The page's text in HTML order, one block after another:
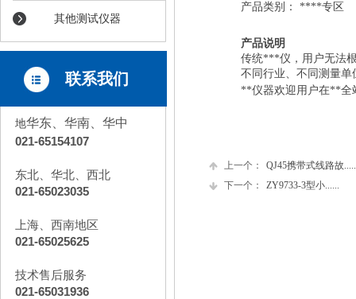
产品类别： ****专区
产品说明
传统***仪，用户无法
不同行业、不同测量单
**仪器欢迎用户在**全
上一个：
QJ45携带式线路故
下一个：
ZY9733-3型小......
其他测试仪器
联系我们
地华东、华南、华中
021-65154107
东北、华北、西北
021-65023035
上海、西南地区
021-65025625
技术售后服务
021-65031936